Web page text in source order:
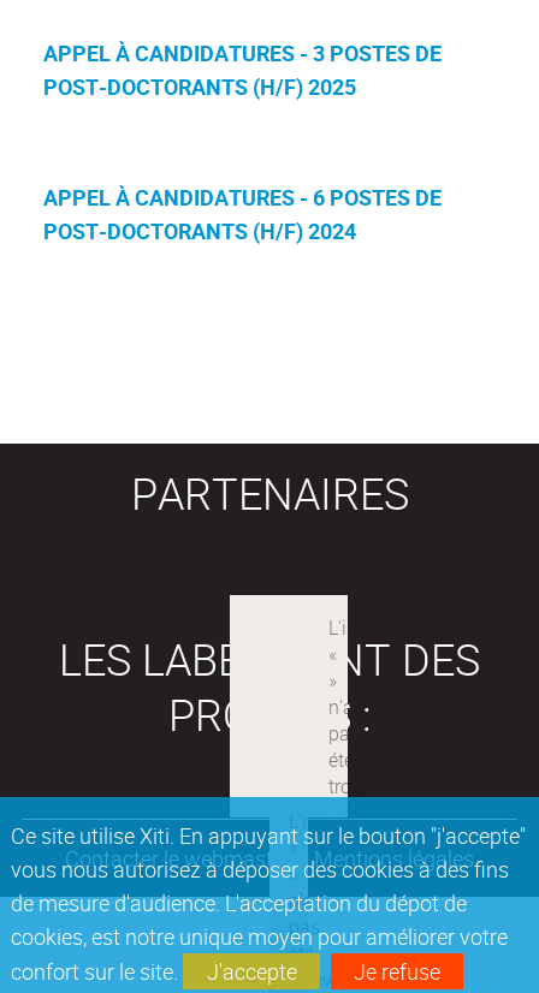
Ce site utilise Xiti. En appuyant sur le bouton "j'accepte"
vous nous autorisez à déposer des cookies à des fins
de mesure d'audience. L'acceptation du dépot de
cookies, est notre unique moyen pour améliorer votre
confort sur le site.
J'accepte Je refuse
APPEL À CANDIDATURES - 3 POSTES DE
POST-DOCTORANTS (H/F) 2025
APPEL À CANDIDATURES - 6 POSTES DE
POST-DOCTORANTS (H/F) 2024
PARTENAIRES
LES LABEX SONT DES
PROJETS :
Contacter le webmaster Mentions légales